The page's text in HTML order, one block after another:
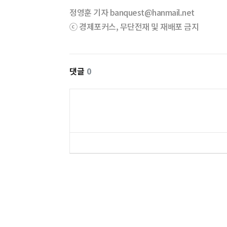
정영훈 기자 banquest@hanmail.net
ⓒ 경제포커스, 무단전재 및 재배포 금지
댓글 0